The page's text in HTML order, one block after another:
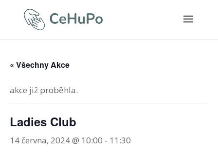
« Všechny Akce
akce již proběhla.
Ladies Club
14 června, 2024 @ 10:00 - 11:30